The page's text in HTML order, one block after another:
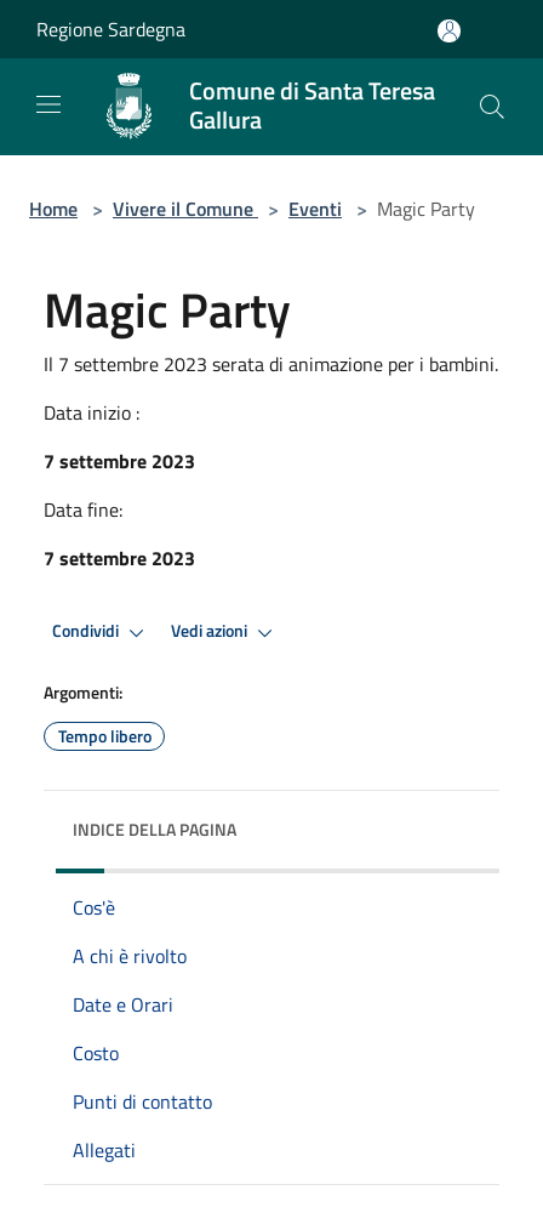
Regione Sardegna
Comune di Santa Teresa
Gallura
Home > Vivere il Comune > Eventi > Magic Party
Magic Party
Il 7 settembre 2023 serata di animazione per i bambini.
Data inizio :
7 settembre 2023
Data fine:
7 settembre 2023
Condividi Vedi azioni
Argomenti:
Tempo libero
INDICE DELLA PAGINA
Cos'è
A chi è rivolto
Date e Orari
Costo
Punti di contatto
Allegati